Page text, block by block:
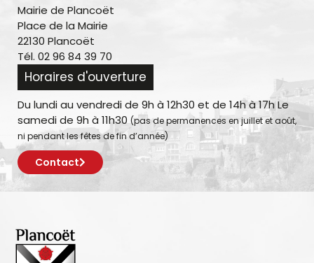
Mairie de Plancoët
Place de la Mairie
22130 Plancoët
Tél. 02 96 84 39 70
Horaires d'ouverture
Du lundi au vendredi de 9h à 12h30 et de 14h à 17h Le
samedi de 9h à 11h30 (pas de permanences en juillet et août,
ni pendant les fêtes de fin d’année)
Contact